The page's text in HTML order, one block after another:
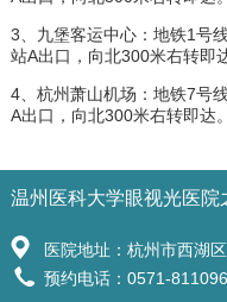
3、九堡客运中心：地铁1号
站A出口，向北300米右转即
4、杭州萧山机场：地铁7号
A出口，向北300米右转即达。
温州医科大学眼视光医院
医院地址：杭州市西湖
预约电话：0571-